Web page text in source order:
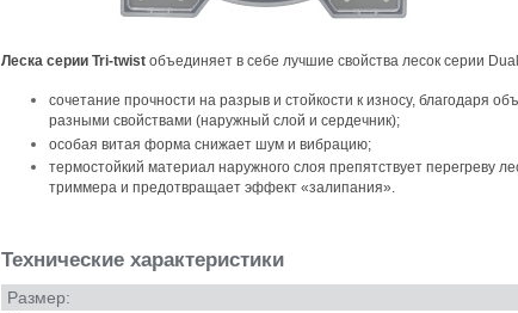
Леска серии Tri-twist объединяет в себе лучшие свойства лесок серии
сочетание прочности на разрыв и стойкости к износу, благодаря
разными свойствами (наружный слой и сердечник);
особая витая форма снижает шум и вибрацию;
термостойкий материал наружного слоя препятствует перегреву
триммера и предотвращает эффект «залипания».
Технические характеристики
Размер: